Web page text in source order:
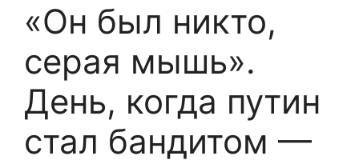
«Он был никто,
серая мышь».
День, когда путин
стал бандитом —